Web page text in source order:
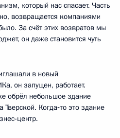
который нас спасает. Часть
возвращается компаниями
За счёт этих возвратов мы
он даже становится чуть
в новый
он запущен, работает.
обрёл небольшое здание
Когда‑то это здание
центр.